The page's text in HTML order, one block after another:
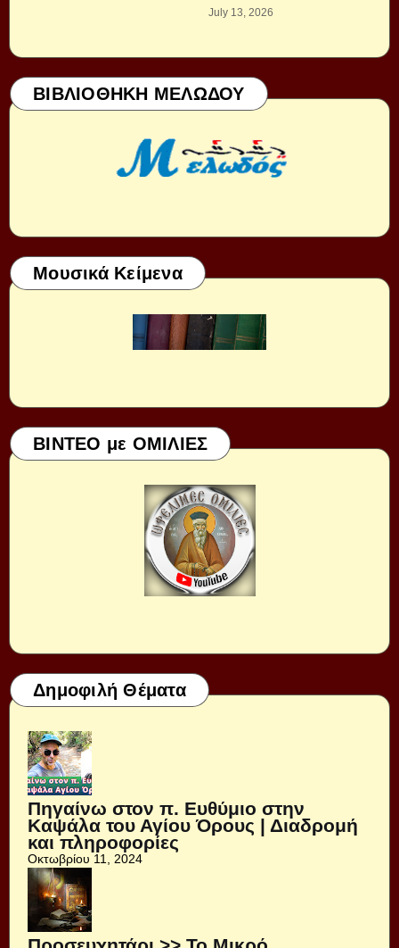
July 13, 2026
ΒΙΒΛΙΟΘΗΚΗ ΜΕΛΩΔΟΥ
Μουσικά Κείμενα
ΒΙΝΤΕΟ με ΟΜΙΛΙΕΣ
Δημοφιλή Θέματα
Πηγαίνω στον π. Ευθύμιο στην
Καψάλα του Αγίου Όρους | Διαδρομή
και πληροφορίες
Οκτωβρίου 11, 2024